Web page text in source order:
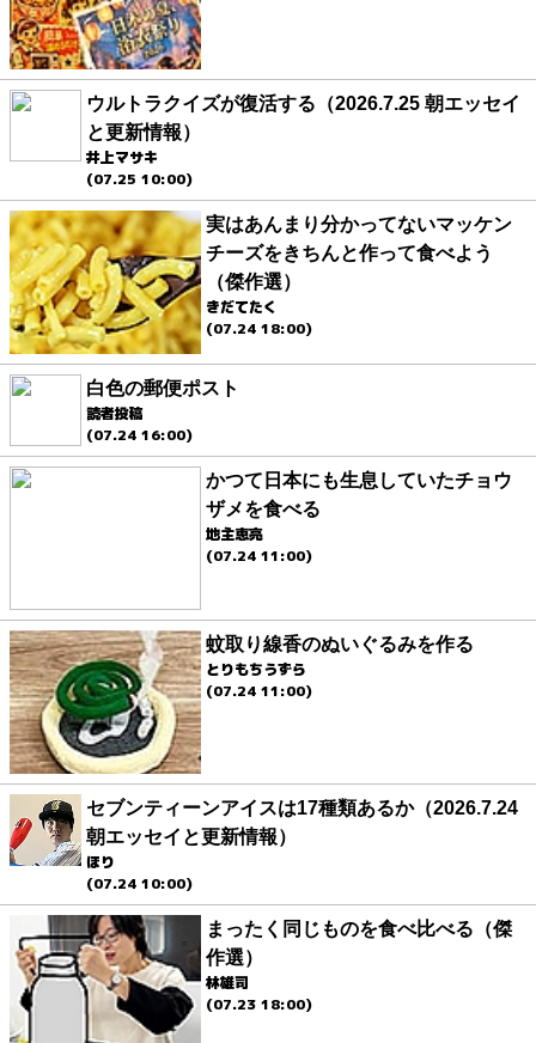
ウルトラクイズが復活する（2026.7.25 朝エッセイ
と更新情報）
井上マサキ
(07.25 10:00)
実はあんまり分かってないマッケン
チーズをきちんと作って食べよう
（傑作選）
きだてたく
(07.24 18:00)
白色の郵便ポスト
読者投稿
(07.24 16:00)
かつて日本にも生息していたチョウ
ザメを食べる
地主恵亮
(07.24 11:00)
蚊取り線香のぬいぐるみを作る
とりもちうずら
(07.24 11:00)
セブンティーンアイスは17種類あるか（2026.7.24
朝エッセイと更新情報）
ほり
(07.24 10:00)
まったく同じものを食べ比べる（傑
作選）
林雄司
(07.23 18:00)